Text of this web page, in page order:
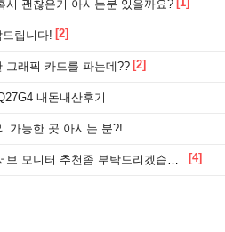
시 괜찮은거 아시는분 있을까요?
립니다! [2]
그래픽 카드를 파는데?? [2]
내돈내산후기
가능한 곳 아시는 분?!
모니터 추천좀 부탁드리겠습니다. [4]